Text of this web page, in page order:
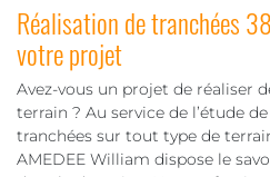
Réalisation de tranchées
votre projet
Avez-vous un projet de réaliser
terrain ? Au service de l’étude
tranchées sur tout type de
AMEDEE William dispose le